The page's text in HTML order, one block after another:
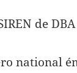
de
national